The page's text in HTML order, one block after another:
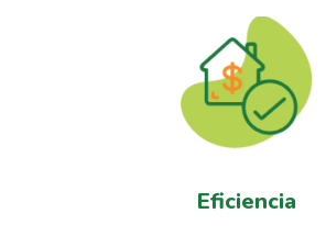
Eficiencia